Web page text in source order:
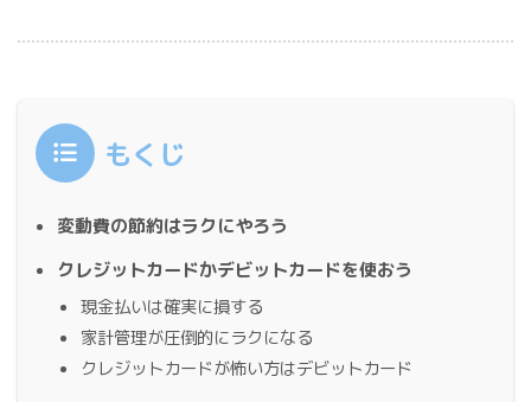
もくじ
変動費の節約はラクにやろう
クレジットカードかデビットカードを使おう
現金払いは確実に損する
家計管理が圧倒的にラクになる
クレジットカードが怖い方はデビットカード